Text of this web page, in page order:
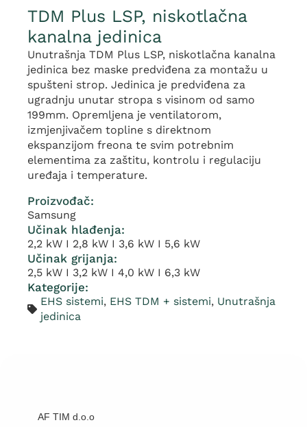
TDM Plus LSP, niskotlačna
kanalna jedinica
Unutrašnja TDM Plus LSP, niskotlačna kanalna
jedinica bez maske predviđena za montažu u
spušteni strop. Jedinica je predviđena za
ugradnju unutar stropa s visinom od samo
199mm. Opremljena je ventilatorom,
izmjenjivačem topline s direktnom
ekspanzijom freona te svim potrebnim
elementima za zaštitu, kontrolu i regulaciju
uređaja i temperature.
Proizvođač:
Samsung
Učinak hlađenja:
2,2 kW I 2,8 kW I 3,6 kW I 5,6 kW
Učinak grijanja:
2,5 kW I 3,2 kW I 4,0 kW I 6,3 kW
Kategorije:
EHS sistemi, EHS TDM + sistemi, Unutrašnja
jedinica
AF TIM d.o.o